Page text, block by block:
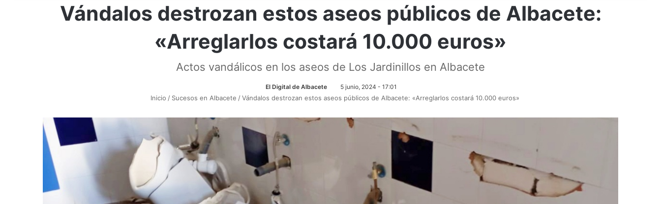
Vándalos destrozan estos aseos públicos de Albacete:
«Arreglarlos costará 10.000 euros»
Actos vandálicos en los aseos de Los Jardinillos en Albacete
El Digital de Albacete 5 junio, 2024 - 17:01
Inicio / Sucesos en Albacete / Vándalos destrozan estos aseos públicos de Albacete: «Arreglarlos costará 10.000 euros»